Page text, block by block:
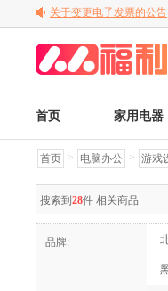
关于变更电子发票的公告
平台运费调整公告
首页 家用电器